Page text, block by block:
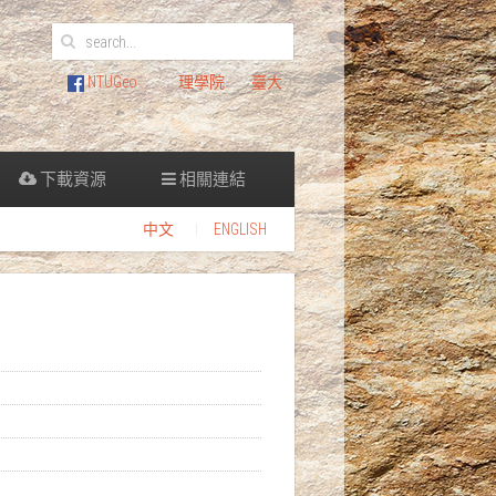
NTUGeo 理學院 臺大
下載資源 相關連結
中文 ENGLISH